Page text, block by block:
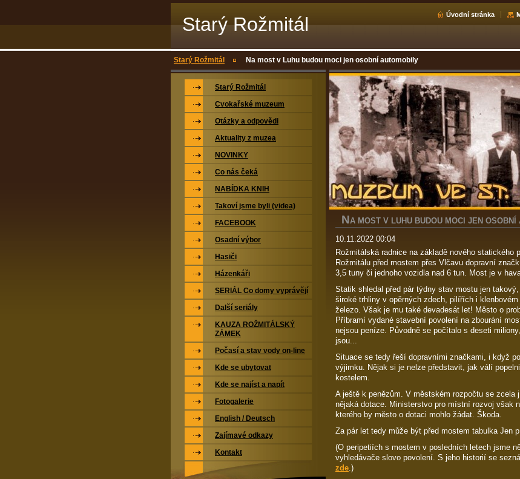
Starý Rožmitál Úvodní stránka
Starý Rožmitál Na most v Luhu budou moci jen osobní automobily
NA MOST V LUHU BUDOU MOCI JEN OSOBNÍ
10.11.2022 00:04
Rožmitálská radnice na základě nového statického
Rožmitálu před mostem přes Vlčavu dopravní
3,5 tuny či jednoho vozidla nad 6 tun. Most je v
Statik shledal před pár týdny stav mostu jen
široké trhliny v opěrných zdech, pilířích i
železo. Však je mu také devadesát let! Město o
Příbramí vydané stavební povolení na zbourání
nejsou peníze. Původně se počítalo s deseti
jsou...
Situace se tedy řeší dopravními značkami, i když
výjimku. Nějak si je nelze představit, jak válí
kostelem.
A ještě k penězům. V městském rozpočtu se zcela
nějaká dotace. Ministerstvo pro místní rozvoj však
kterého by město o dotaci mohlo žádat. Škoda.
Za pár let tedy může být před mostem tabulka Jen
(O peripetiích s mostem v posledních letech jsme
vyhledávače slovo povolení. S jeho historií se
zde.)
Starý Rožmitál
Cvokařské muzeum
Otázky a odpovědi
Aktuality z muzea
NOVINKY
Co nás čeká
NABÍDKA KNIH
Takoví jsme byli (videa)
FACEBOOK
Osadní výbor
Hasiči
Házenkáři
SERIÁL Co domy vyprávějí
Další seriály
KAUZA ROŽMITÁLSKÝ
ZÁMEK
Počasí a stav vody on-line
Kde se ubytovat
Kde se najíst a napít
Fotogalerie
English / Deutsch
Zajímavé odkazy
Kontakt